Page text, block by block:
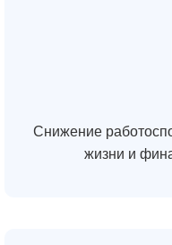
Снижение
жизни и